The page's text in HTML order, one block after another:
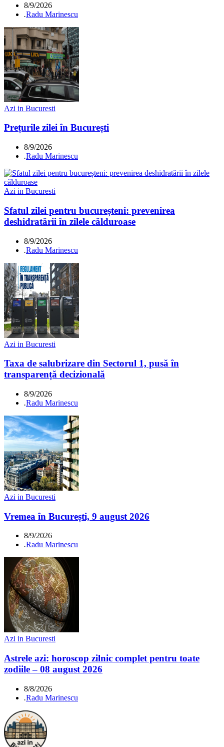
8/9/2026
.Radu Marinescu
Azi in Bucuresti
Prețurile zilei în București
8/9/2026
.Radu Marinescu
Azi in Bucuresti
Sfatul zilei pentru bucureșteni: prevenirea
deshidratării în zilele călduroase
8/9/2026
.Radu Marinescu
Azi in Bucuresti
Taxa de salubrizare din Sectorul 1, pusă în
transparență decizională
8/9/2026
.Radu Marinescu
Azi in Bucuresti
Vremea în București, 9 august 2026
8/9/2026
.Radu Marinescu
Azi in Bucuresti
Astrele azi: horoscop zilnic complet pentru toate
zodiile – 08 august 2026
8/8/2026
.Radu Marinescu